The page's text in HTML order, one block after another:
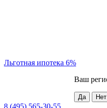
Льготная ипотека 6%
Ваш